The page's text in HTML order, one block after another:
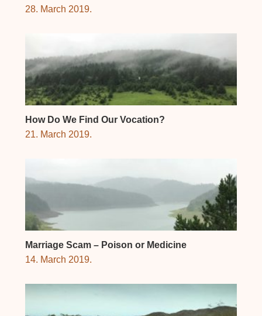
28. March 2019.
How Do We Find Our Vocation?
21. March 2019.
Marriage Scam – Poison or Medicine
14. March 2019.